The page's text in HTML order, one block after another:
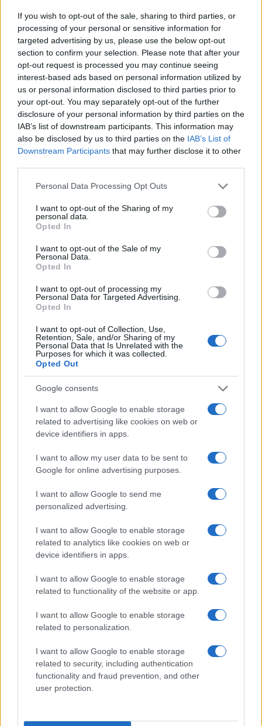
If you wish to opt-out of the sale, sharing to third parties, or
processing of your personal or sensitive information for
targeted advertising by us, please use the below opt-out
section to confirm your selection. Please note that after your
opt-out request is processed you may continue seeing
interest-based ads based on personal information utilized by
us or personal information disclosed to third parties prior to
your opt-out. You may separately opt-out of the further
disclosure of your personal information by third parties on the
IAB’s list of downstream participants. This information may
also be disclosed by us to third parties on the IAB’s List of
Downstream Participants that may further disclose it to other
Please note that this website/app uses one or more Google
not limited to your visit or usage behaviour. You may click to
grant or deny consent to Google and its third-party tags to
use your data for below specified purposes in below Google
consent section.
Personal Data Processing Opt Outs
I want to opt-out of the Sharing of my
personal data.
Opted In
I want to opt-out of the Sale of my
Personal Data.
Opted In
I want to opt-out of processing my
Personal Data for Targeted Advertising.
Opted In
I want to opt-out of Collection, Use,
Retention, Sale, and/or Sharing of my
Personal Data that Is Unrelated with the
Purposes for which it was collected.
Opted Out
Google consents
I want to allow Google to enable storage
related to advertising like cookies on web or
device identifiers in apps.
I want to allow my user data to be sent to
Google for online advertising purposes.
I want to allow Google to send me
personalized advertising.
I want to allow Google to enable storage
related to analytics like cookies on web or
device identifiers in apps.
I want to allow Google to enable storage
related to functionality of the website or app.
I want to allow Google to enable storage
related to personalization.
I want to allow Google to enable storage
related to security, including authentication
functionality and fraud prevention, and other
user protection.
AUTORE
AiAdhubMedia
Continua a leggere
Sanità sarda e transizione verde: tra case della
comunità, industria farmaceutica e tensioni politiche
ESG NEWS